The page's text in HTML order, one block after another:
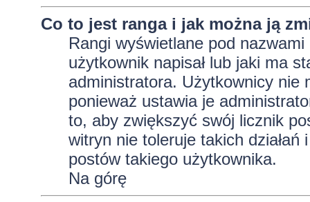
Co to jest ranga i jak można ją
Rangi wyświetlane pod
użytkownik napisał lub jaki ma
administratora. Użytkownicy nie
ponieważ ustawia je
to, aby zwiększyć swój licznik
witryn nie toleruje takich
postów takiego użytkownika.
Na górę